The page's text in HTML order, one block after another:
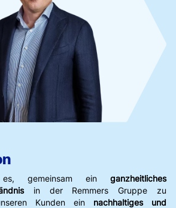
gemeinsam ein ganzheitliches
in der Remmers Gruppe zu
Kunden ein nachhaltiges und